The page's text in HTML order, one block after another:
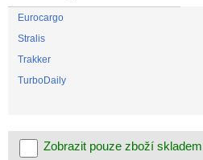
Eurocargo
Stralis
Trakker
TurboDaily
Zobrazit pouze zboží skladem